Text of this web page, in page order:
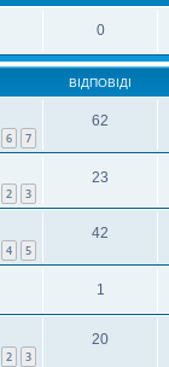
0
ВІДПОВІДІ
6 7
62
2 3
23
4 5
42
1
2 3
20